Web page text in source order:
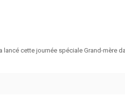
lancé cette journée spéciale Grand-mère